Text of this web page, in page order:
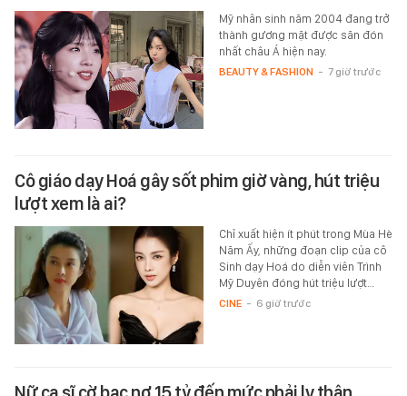
Mỹ nhân sinh năm 2004 đang trở
thành gương mặt được săn đón
nhất châu Á hiện nay.
BEAUTY & FASHION - 7 giờ trước
Cô giáo dạy Hoá gây sốt phim giờ vàng, hút triệu
lượt xem là ai?
Chỉ xuất hiện ít phút trong Mùa Hè
Năm Ấy, những đoạn clip của cô
Sinh dạy Hoá do diễn viên Trình
Mỹ Duyên đóng hút triệu lượt…
CINE - 6 giờ trước